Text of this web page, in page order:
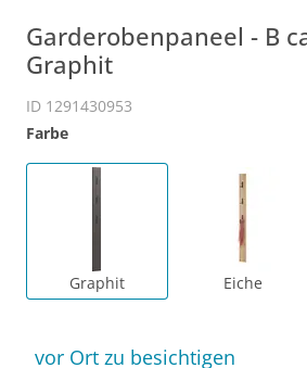
Garderobenpaneel - B
Graphit
ID 1291430953
Farbe
Graphit Eiche
vor Ort zu besichtigen